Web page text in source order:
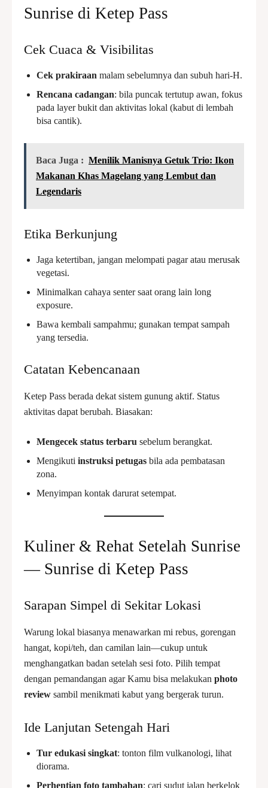
Sunrise di Ketep Pass
Cek Cuaca & Visibilitas
Cek prakiraan malam sebelumnya dan subuh hari-H.
Rencana cadangan: bila puncak tertutup awan, fokus
pada layer bukit dan aktivitas lokal (kabut di lembah
bisa cantik).
Baca Juga : Menilik Manisnya Getuk Trio: Ikon
Makanan Khas Magelang yang Lembut dan
Legendaris
Etika Berkunjung
Jaga ketertiban, jangan melompati pagar atau merusak
vegetasi.
Minimalkan cahaya senter saat orang lain long
exposure.
Bawa kembali sampahmu; gunakan tempat sampah
yang tersedia.
Catatan Kebencanaan
Ketep Pass berada dekat sistem gunung aktif. Status
aktivitas dapat berubah. Biasakan:
Mengecek status terbaru sebelum berangkat.
Mengikuti instruksi petugas bila ada pembatasan
zona.
Menyimpan kontak darurat setempat.
Kuliner & Rehat Setelah Sunrise
— Sunrise di Ketep Pass
Sarapan Simpel di Sekitar Lokasi
Warung lokal biasanya menawarkan mi rebus, gorengan
hangat, kopi/teh, dan camilan lain—cukup untuk
menghangatkan badan setelah sesi foto. Pilih tempat
dengan pemandangan agar Kamu bisa melakukan photo
review sambil menikmati kabut yang bergerak turun.
Ide Lanjutan Setengah Hari
Tur edukasi singkat: tonton film vulkanologi, lihat
diorama.
Perhentian foto tambahan: cari sudut jalan berkelok